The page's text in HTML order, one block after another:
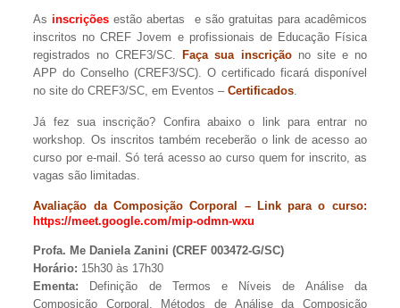
As inscrições estão abertas e são gratuitas para acadêmicos
inscritos no CREF Jovem e profissionais de Educação Física
registrados no CREF3/SC.
Faça sua inscriçãono site e no
APP do Conselho (CREF3/SC). O certificado ficará disponível
no site do CREF3/SC, em Eventos –Certificados
Já fez sua inscrição? Confira abaixo o link para entrar no
workshop. Os inscritos também receberão o link de acesso ao
curso por e-mail. Só terá acesso ao curso quem for inscrito, as
vagas são limitadas.
Avaliação da Composição Corporal – Link para o curso:
https://meet.google.com/mip-odmn-wxu
Profa. Me Daniela Zanini (CREF 003472-G/SC)
Horário: 15h30 às 17h30
Ementa: Definição de Termos e Níveis de Análise da
Composição Corporal. Métodos de Análise da Composição